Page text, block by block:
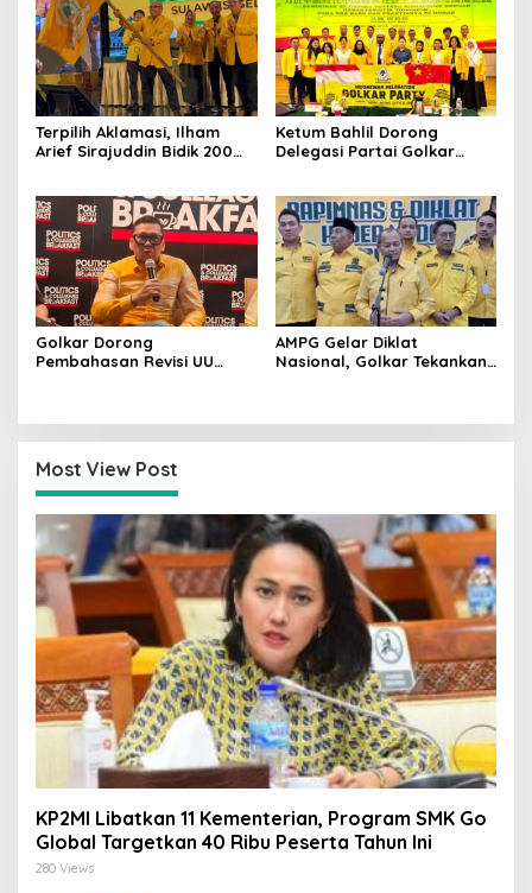
Terpilih Aklamasi, Ilham
Arief Sirajuddin Bidik 200
Ketum Bahlil Dorong
Delegasi Partai Golkar
Hingga Industrialisasi dari
China
Golkar Dorong
Pembahasan Revisi UU
AMPG Gelar Diklat
Nasional, Golkar Tekankan
Most View Post
KP2MI Libatkan 11 Kementerian, Program SMK Go
Global Targetkan 40 Ribu Peserta Tahun Ini
280 Views